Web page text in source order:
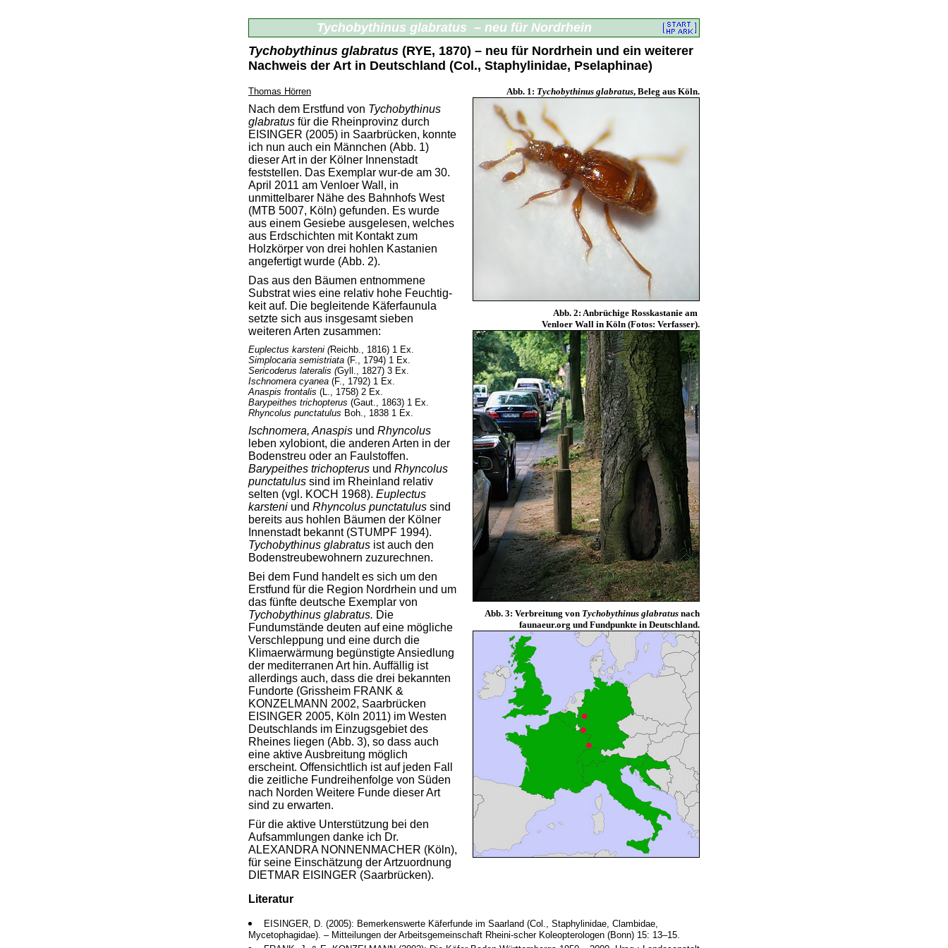
Tychobythinus glabratus – neu für Nordrhein
Tychobythinus glabratus (RYE, 1870) – neu für Nordrhein und ein weiterer
Nachweis der Art in Deutschland (Col., Staphylinidae, Pselaphinae)
Thomas Hörren
Nach dem Erstfund von Tychobythinus
glabratus für die Rheinprovinz durch
EISINGER (2005) in Saarbrücken, konnte
ich nun auch ein Männchen (Abb. 1)
dieser Art in der Kölner Innenstadt
feststellen. Das Exemplar wur-de am 30.
April 2011 am Venloer Wall, in
unmittelbarer Nähe des Bahnhofs West
(MTB 5007, Köln) gefunden. Es wurde
aus einem Gesiebe ausgelesen, welches
aus Erdschichten mit Kontakt zum
Holzkörper von drei hohlen Kastanien
angefertigt wurde (Abb. 2).
Das aus den Bäumen entnommene
Substrat wies eine relativ hohe Feuchtig-
keit auf. Die begleitende Käferfaunula
setzte sich aus insgesamt sieben
weiteren Arten zusammen:
Euplectus karsteni (Reichb., 1816) 1 Ex.
Simplocaria semistriata (F., 1794) 1 Ex.
Sericoderus lateralis (Gyll., 1827) 3 Ex.
Ischnomera cyanea (F., 1792) 1 Ex.
Anaspis frontalis (L., 1758) 2 Ex.
Barypeithes trichopterus (Gaut., 1863) 1 Ex.
Rhyncolus punctatulus Boh., 1838 1 Ex.
Ischnomera, Anaspis und Rhyncolus
leben xylobiont, die anderen Arten in der
Bodenstreu oder an Faulstoffen.
Barypeithes trichopterus und Rhyncolus
punctatulus sind im Rheinland relativ
selten (vgl. KOCH 1968). Euplectus
karsteni und Rhyncolus punctatulus sind
bereits aus hohlen Bäumen der Kölner
Innenstadt bekannt (STUMPF 1994).
Tychobythinus glabratus ist auch den
Bodenstreubewohnern zuzurechnen.
Bei dem Fund handelt es sich um den
Erstfund für die Region Nordrhein und um
das fünfte deutsche Exemplar von
Tychobythinus glabratus. Die
Fundumstände deuten auf eine mögliche
Verschleppung und eine durch die
Klimaerwärmung begünstigte Ansiedlung
der mediterranen Art hin. Auffällig ist
allerdings auch, dass die drei bekannten
Fundorte (Grissheim FRANK &
KONZELMANN 2002, Saarbrücken
EISINGER 2005, Köln 2011) im Westen
Deutschlands im Einzugsgebiet des
Rheines liegen (Abb. 3), so dass auch
eine aktive Ausbreitung möglich
erscheint. Offensichtlich ist auf jeden Fall
die zeitliche Fundreihenfolge von Süden
nach Norden Weitere Funde dieser Art
sind zu erwarten.
Für die aktive Unterstützung bei den
Aufsammlungen danke ich Dr.
ALEXANDRA NONNENMACHER (Köln),
für seine Einschätzung der Artzuordnung
DIETMAR EISINGER (Saarbrücken).
Abb. 1: Tychobythinus glabratus, Beleg aus Köln.
Abb. 2: Anbrüchige Rosskastanie am
Venloer Wall in Köln (Fotos: Verfasser).
Abb. 3: Verbreitung von Tychobythinus glabratus nach
faunaeur.org und Fundpunkte in Deutschland.
Literatur
EISINGER, D. (2005): Bemerkenswerte Käferfunde im Saarland (Col., Staphylinidae, Clambidae,
Mycetophagidae). – Mitteilungen der Arbeitsgemeinschaft Rheini-scher Koleopterologen (Bonn) 15: 13–15.